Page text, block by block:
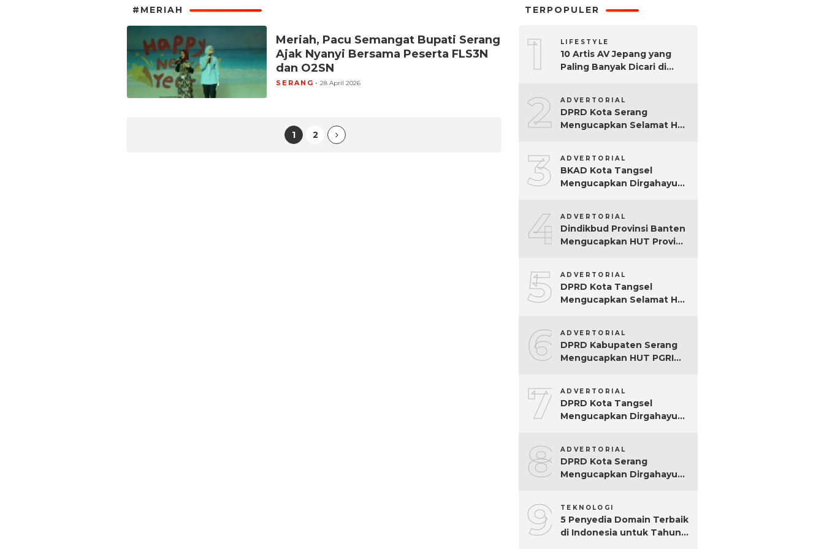
#MERIAH
Meriah, Pacu Semangat Bupati Serang
Ajak Nyanyi Bersama Peserta FLS3N
dan O2SN
SERANG 28 April 2026
1 2
TERPOPULER
1 LIFESTYLE
10 Artis AV Jepang yang
Paling Banyak Dicari di
2 ADVERTORIAL
DPRD Kota Serang
Mengucapkan Selamat Hari
3 ADVERTORIAL
BKAD Kota Tangsel
Mengucapkan Dirgahayu
4 ADVERTORIAL
Dindikbud Provinsi Banten
Mengucapkan HUT Provinsi
5 ADVERTORIAL
DPRD Kota Tangsel
Mengucapkan Selamat Hari
6 ADVERTORIAL
DPRD Kabupaten Serang
Mengucapkan HUT PGRI
7 ADVERTORIAL
DPRD Kota Tangsel
Mengucapkan Dirgahayu
8 ADVERTORIAL
DPRD Kota Serang
Mengucapkan Dirgahayu
9 TEKNOLOGI
5 Penyedia Domain Terbaik
di Indonesia untuk Tahun